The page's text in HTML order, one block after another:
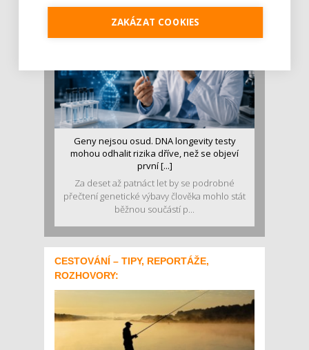
Geny nejsou osud. DNA longevity testy
mohou odhalit rizika dříve, než se objeví
první [...]
Za deset až patnáct let by se podrobné
přečtení genetické výbavy člověka mohlo stát
běžnou součástí p...
CESTOVÁNÍ – TIPY, REPORTÁŽE,
ROZHOVORY:
ZAKÁZAT COOKIES